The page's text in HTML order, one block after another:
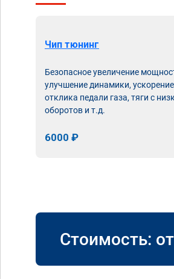
Чип тюнинг
Безопасное увеличение
улучшение динамики, ускорение
отклика педали газа, тяги с
оборотов и т.д.
6000 ₽
Стоимость: от